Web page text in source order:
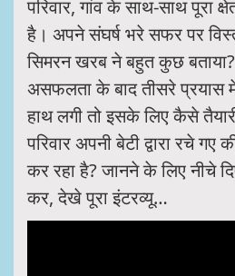
परिवार, गांव के साथ-साथ पूरा
है। अपने संघर्ष भरे सफर पर
सिमरन खरब ने बहुत कुछ
असफलता के बाद तीसरे प्रयास
हाथ लगी तो इसके लिए कैसे
परिवार अपनी बेटी द्वारा रचे गए
कर रहा है? जानने के लिए नीचे
कर, देखे पूरा इंटरव्यू…